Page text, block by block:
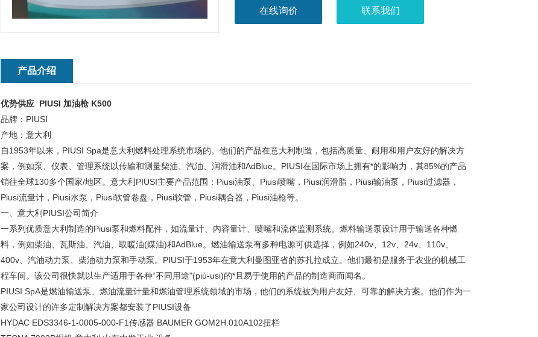
在线询价 联系我们
产品介绍
优势供应 PIUSI 加油枪 K500
品牌：PIUSI
产地：意大利
自1953年以来，PIUSI Spa是意大利燃料处理系统市场的。他们的产品在意大利制造，包括高质量、耐用和用户友好的解决方
案，例如泵、仪表、管理系统以传输和测量柴油、汽油、润滑油和AdBlue。PIUSI在国际市场上拥有*的影响力，其85%的产品
销往全球130多个国家/地区。意大利PIUSI主要产品范围：Piusi油泵、Piusi喷嘴，Piusi润滑脂，Piusi输油泵，Piusi过滤器，
Piusi流量计，Piusi水泵，Piusi软管卷盘，Piusi软管，Piusi耦合器，Piusi油枪等。
一、意大利PIUSI公司简介
一系列优质意大利制造的Piusi泵和燃料配件，如流量计、内容量计、喷嘴和流体监测系统。燃料输送泵设计用于输送各种燃
料，例如柴油、瓦斯油、汽油、取暖油(煤油)和AdBlue。燃油输送泵有多种电源可供选择，例如240v、12v、24v、110v、
400v、汽油动力泵、柴油动力泵和手动泵。PIUSI于1953年在意大利曼图亚省的苏扎拉成立。他们最初是服务于农业的机械工
程车间。该公司很快就以生产适用于各种“不同用途"(più-usi)的*且易于使用的产品的制造商而闻名。
PIUSI SpA是燃油输送泵、燃油流量计量和燃油管理系统领域的市场，他们的系统被为用户友好、可靠的解决方案。他们作为一
家公司设计的许多定制解决方案都安装了PIUSI设备
HYDAC EDS3346-1-0005-000-F1传感器 BAUMER GOM2H.010A102扭栏